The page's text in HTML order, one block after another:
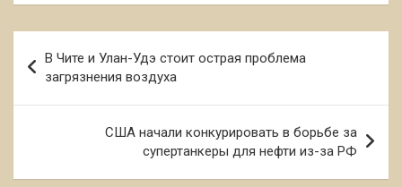
по
записям
В Чите и Улан-Удэ стоит острая проблема
загрязнения воздуха
США начали конкурировать в борьбе за
супертанкеры для нефти из-за РФ